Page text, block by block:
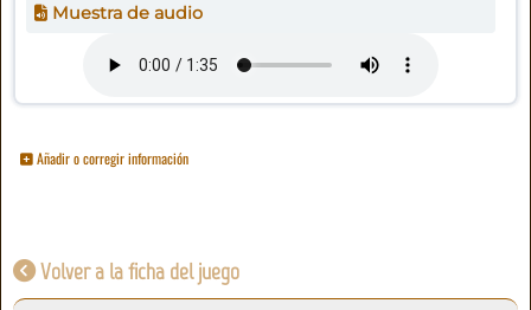
Muestra de audio
Añadir o corregir información
Volver a la ficha del juego